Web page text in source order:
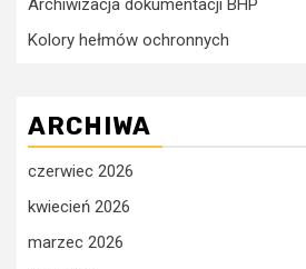
Archiwizacja dokumentacji BHP
Kolory hełmów ochronnych
ARCHIWA
czerwiec 2026
kwiecień 2026
marzec 2026